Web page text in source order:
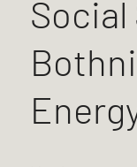
Social